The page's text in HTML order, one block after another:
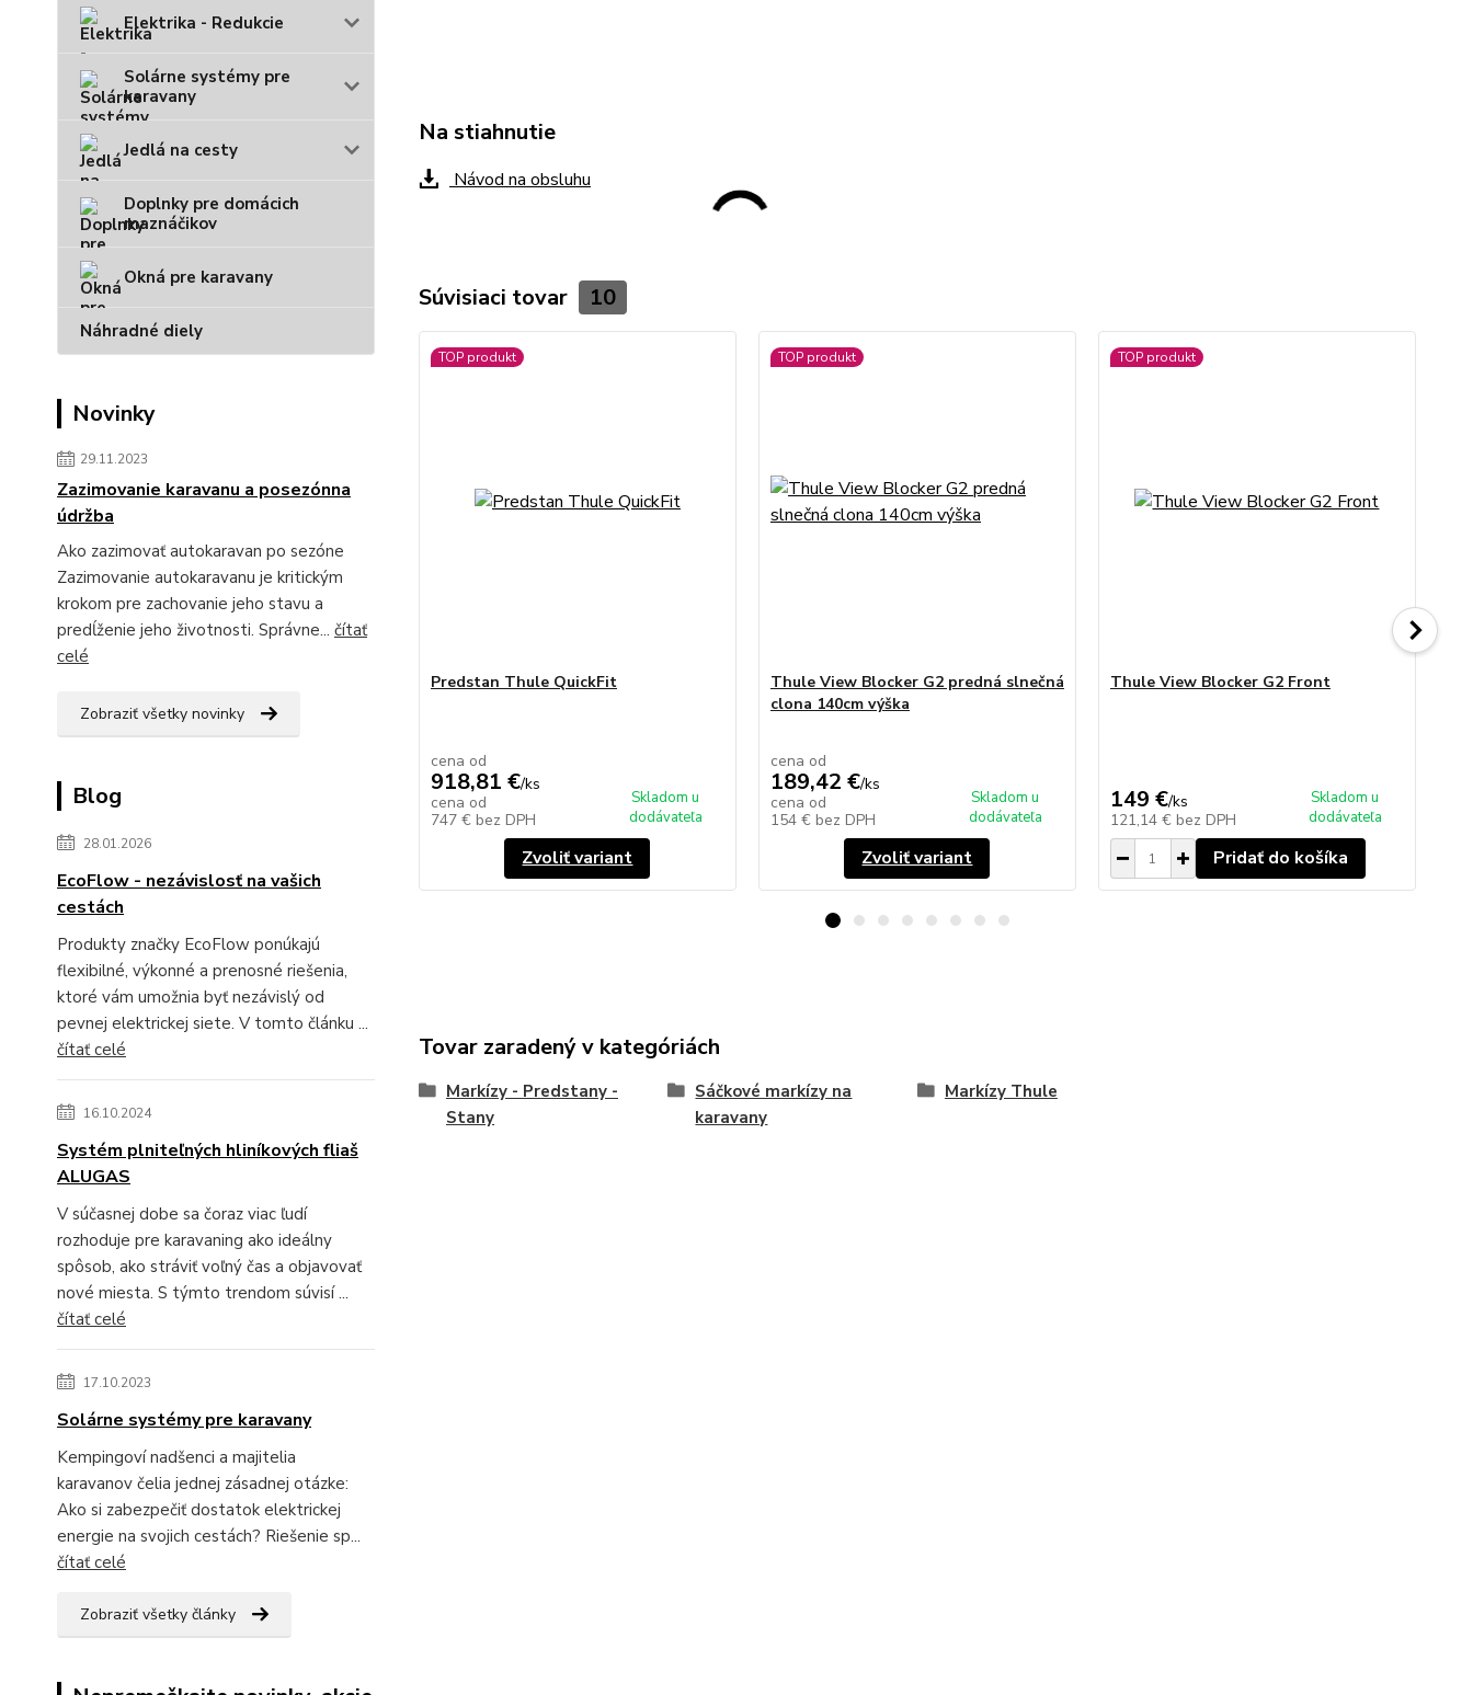
Elektrika - Redukcie
Solárne systémy pre
karavany
Jedlá na cesty
Doplnky pre domácich
maznáčikov
Okná pre karavany
Náhradné diely
Novinky
29.11.2023
Zazimovanie karavanu a posezónna
údržba
Ako zazimovať autokaravan po sezóne
Zazimovanie autokaravanu je kritickým
krokom pre zachovanie jeho stavu a
predĺženie jeho životnosti. Správne... čítať
celé
Zobraziť všetky novinky
Blog
28.01.2026
EcoFlow - nezávislosť na vašich
cestách
Produkty značky EcoFlow ponúkajú
flexibilné, výkonné a prenosné riešenia,
ktoré vám umožnia byť nezávislý od
pevnej elektrickej siete. V tomto článku ...
čítať celé
16.10.2024
Systém plniteľných hliníkových fliaš
ALUGAS
V súčasnej dobe sa čoraz viac ľudí
rozhoduje pre karavaning ako ideálny
spôsob, ako stráviť voľný čas a objavovať
nové miesta. S týmto trendom súvisí ...
čítať celé
17.10.2023
Solárne systémy pre karavany
Kempingoví nadšenci a majitelia
karavanov čelia jednej zásadnej otázke:
Ako si zabezpečiť dostatok elektrickej
energie na svojich cestách? Riešenie sp...
čítať celé
Zobraziť všetky články
Na stiahnutie
Návod na obsluhu
Súvisiaci tovar 10
TOP produkt
Predstan Thule QuickFit
cena od
918,81 €/ks
cena od
747 € bez DPH
Skladom u
dodávateľa
Zvoliť variant
TOP produkt
Thule View Blocker G2 predná slnečná
clona 140cm výška
cena od
189,42 €/ks
cena od
154 € bez DPH
Skladom u
dodávateľa
Zvoliť variant
TOP produkt
Thule View Blocker G2 Front
149 €/ks
121,14 € bez DPH
Skladom u
dodávateľa
Pridať do košíka
Tovar zaradený v kategóriách
Markízy - Predstany -
Stany
Sáčkové markízy na
karavany
Markízy Thule